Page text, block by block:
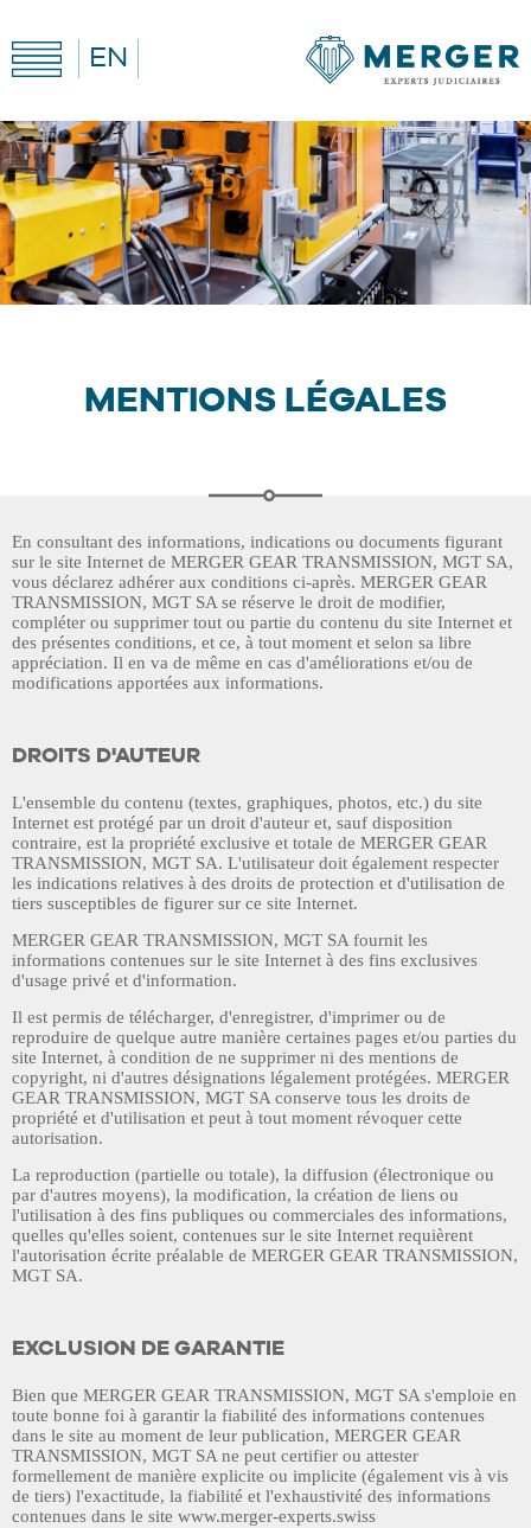
EN
MENTIONS LÉGALES
En consultant des informations, indications ou documents figurant
sur le site Internet de MERGER GEAR TRANSMISSION, MGT SA,
vous déclarez adhérer aux conditions ci-après. MERGER GEAR
TRANSMISSION, MGT SA se réserve le droit de modifier,
compléter ou supprimer tout ou partie du contenu du site Internet et
des présentes conditions, et ce, à tout moment et selon sa libre
appréciation. Il en va de même en cas d'améliorations et/ou de
modifications apportées aux informations.
DROITS D'AUTEUR
L'ensemble du contenu (textes, graphiques, photos, etc.) du site
Internet est protégé par un droit d'auteur et, sauf disposition
contraire, est la propriété exclusive et totale de MERGER GEAR
TRANSMISSION, MGT SA. L'utilisateur doit également respecter
les indications relatives à des droits de protection et d'utilisation de
tiers susceptibles de figurer sur ce site Internet.
MERGER GEAR TRANSMISSION, MGT SA fournit les
informations contenues sur le site Internet à des fins exclusives
d'usage privé et d'information.
Il est permis de télécharger, d'enregistrer, d'imprimer ou de
reproduire de quelque autre manière certaines pages et/ou parties du
site Internet, à condition de ne supprimer ni des mentions de
copyright, ni d'autres désignations légalement protégées. MERGER
GEAR TRANSMISSION, MGT SA conserve tous les droits de
propriété et d'utilisation et peut à tout moment révoquer cette
autorisation.
La reproduction (partielle ou totale), la diffusion (électronique ou
par d'autres moyens), la modification, la création de liens ou
l'utilisation à des fins publiques ou commerciales des informations,
quelles qu'elles soient, contenues sur le site Internet requièrent
l'autorisation écrite préalable de MERGER GEAR TRANSMISSION,
MGT SA.
EXCLUSION DE GARANTIE
Bien que MERGER GEAR TRANSMISSION, MGT SA s'emploie en
toute bonne foi à garantir la fiabilité des informations contenues
dans le site au moment de leur publication, MERGER GEAR
TRANSMISSION, MGT SA ne peut certifier ou attester
formellement de manière explicite ou implicite (également vis à vis
de tiers) l'exactitude, la fiabilité et l'exhaustivité des informations
contenues dans le site www.merger-experts.swiss